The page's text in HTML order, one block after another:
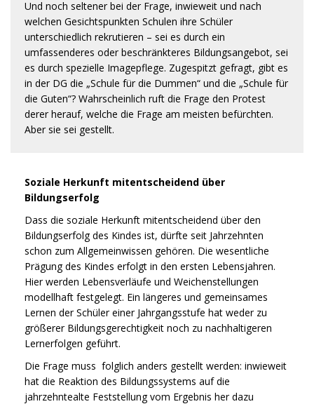
Und noch seltener bei der Frage, inwieweit und nach
welchen Gesichtspunkten Schulen ihre Schüler
unterschiedlich rekrutieren – sei es durch ein
umfassenderes oder beschränkteres Bildungsangebot, sei
es durch spezielle Imagepflege. Zugespitzt gefragt, gibt es
in der DG die „Schule für die Dummen“ und die „Schule für
die Guten“? Wahrscheinlich ruft die Frage den Protest
derer herauf, welche die Frage am meisten befürchten.
Aber sie sei gestellt.
Soziale Herkunft mitentscheidend über
Bildungserfolg
Dass die soziale Herkunft mitentscheidend über den
Bildungserfolg des Kindes ist, dürfte seit Jahrzehnten
schon zum Allgemeinwissen gehören. Die wesentliche
Prägung des Kindes erfolgt in den ersten Lebensjahren.
Hier werden Lebensverläufe und Weichenstellungen
modellhaft festgelegt. Ein längeres und gemeinsames
Lernen der Schüler einer Jahrgangsstufe hat weder zu
größerer Bildungsgerechtigkeit noch zu nachhaltigeren
Lernerfolgen geführt.
Die Frage muss folglich anders gestellt werden: inwieweit
hat die Reaktion des Bildungssystems auf die
jahrzehntealte Feststellung vom Ergebnis her dazu